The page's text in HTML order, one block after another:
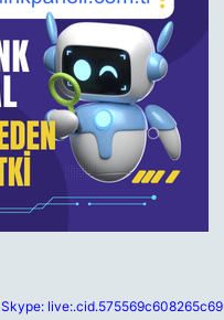
Skype: live:.cid.575569c608265c69